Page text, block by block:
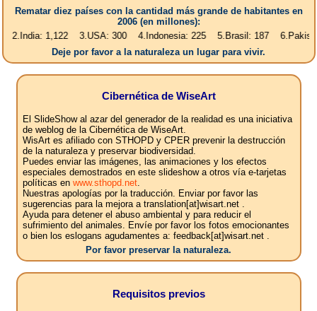
Rematar diez países con la cantidad más grande de habitantes en
2006 (en millones):
1,122 3.USA: 300 4.Indonesia: 225 5.Brasil: 187 6.Pakistan: 166
Deje por favor a la naturaleza un lugar para vivir.
Cibernética de WiseArt
El SlideShow al azar del generador de la realidad es una iniciativa
de weblog de la Cibernética de WiseArt.
WisArt es afiliado con STHOPD y CPER prevenir la destrucción
de la naturaleza y preservar biodiversidad.
Puedes enviar las imágenes, las animaciones y los efectos
especiales demostrados en este slideshow a otros vía e-tarjetas
políticas en www.sthopd.net.
Nuestras apologías por la traducción. Enviar por favor las
sugerencias para la mejora a translation[at]wisart.net .
Ayuda para detener el abuso ambiental y para reducir el
sufrimiento del animales. Envíe por favor los fotos emocionantes
o bien los eslogans agudamentes a: feedback[at]wisart.net .
Por favor preservar la naturaleza.
Requisitos previos